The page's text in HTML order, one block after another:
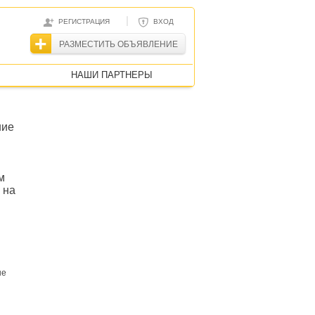
РЕГИСТРАЦИЯ | ВХОД
РАЗМЕСТИТЬ ОБЪЯВЛЕНИЕ
НАШИ ПАРТНЕРЫ
на